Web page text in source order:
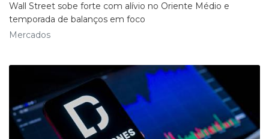
Wall Street sobe forte com alívio no Oriente Médio e
temporada de balanços em foco
Mercados